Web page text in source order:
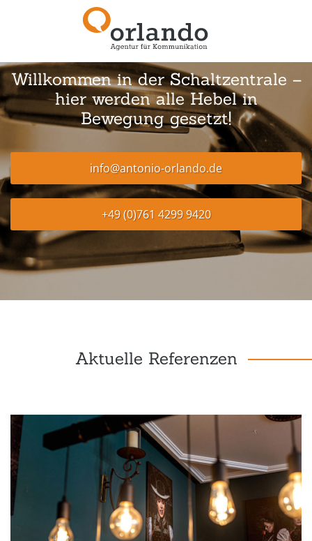
Willkommen in der Schaltzentrale –
hier werden alle Hebel in
Bewegung gesetzt!
info@antonio-orlando.de
+49 (0)761 4299 9420
Aktuelle Referenzen